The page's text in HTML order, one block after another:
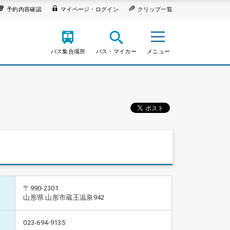
予約内容確認 マイページ・ログイン クリップ一覧
バス集合場所 バス・マイカー メニュー
〒990-2301
山形県 山形市蔵王温泉942
023-694-9135